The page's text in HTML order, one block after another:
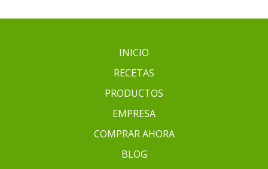
Fritas
Queden
Nuevamente
Crujientes?
INICIO
RECETAS
PRODUCTOS
EMPRESA
COMPRAR AHORA
BLOG